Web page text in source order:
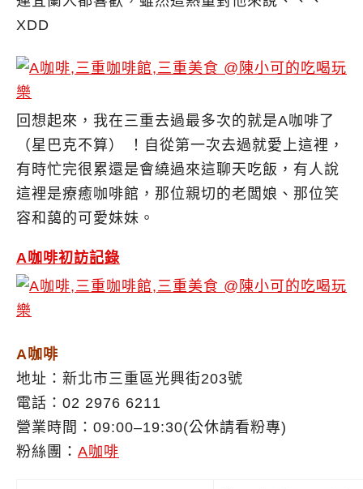
XDD
回想起來，我在三重去過最多次的就是A咖啡了
（星巴克不算） ！自從第一次去過就愛上這裡，
有時忙完很累還是會繞過來這聊天吃飯，有人說
這裡是療癒咖啡館，那位親切的老闆娘、那位笑
容和藹的可愛妹妹。
A咖啡初訪記錄
A咖啡
地址：新北市三重區光興街203號
電話：02 2976 6211
營業時間：09:00–19:30(公休請看粉專)
粉絲團： A咖啡